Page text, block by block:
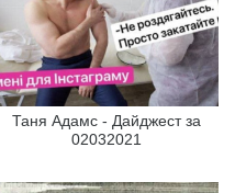
Таня Адамс - Дайджест за
02032021